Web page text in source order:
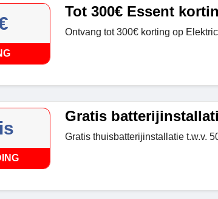
Tot 300€ Essent
Ontvang tot 300€ korting op
Gratis
Gratis thuisbatterijinstallatie t.w.v.